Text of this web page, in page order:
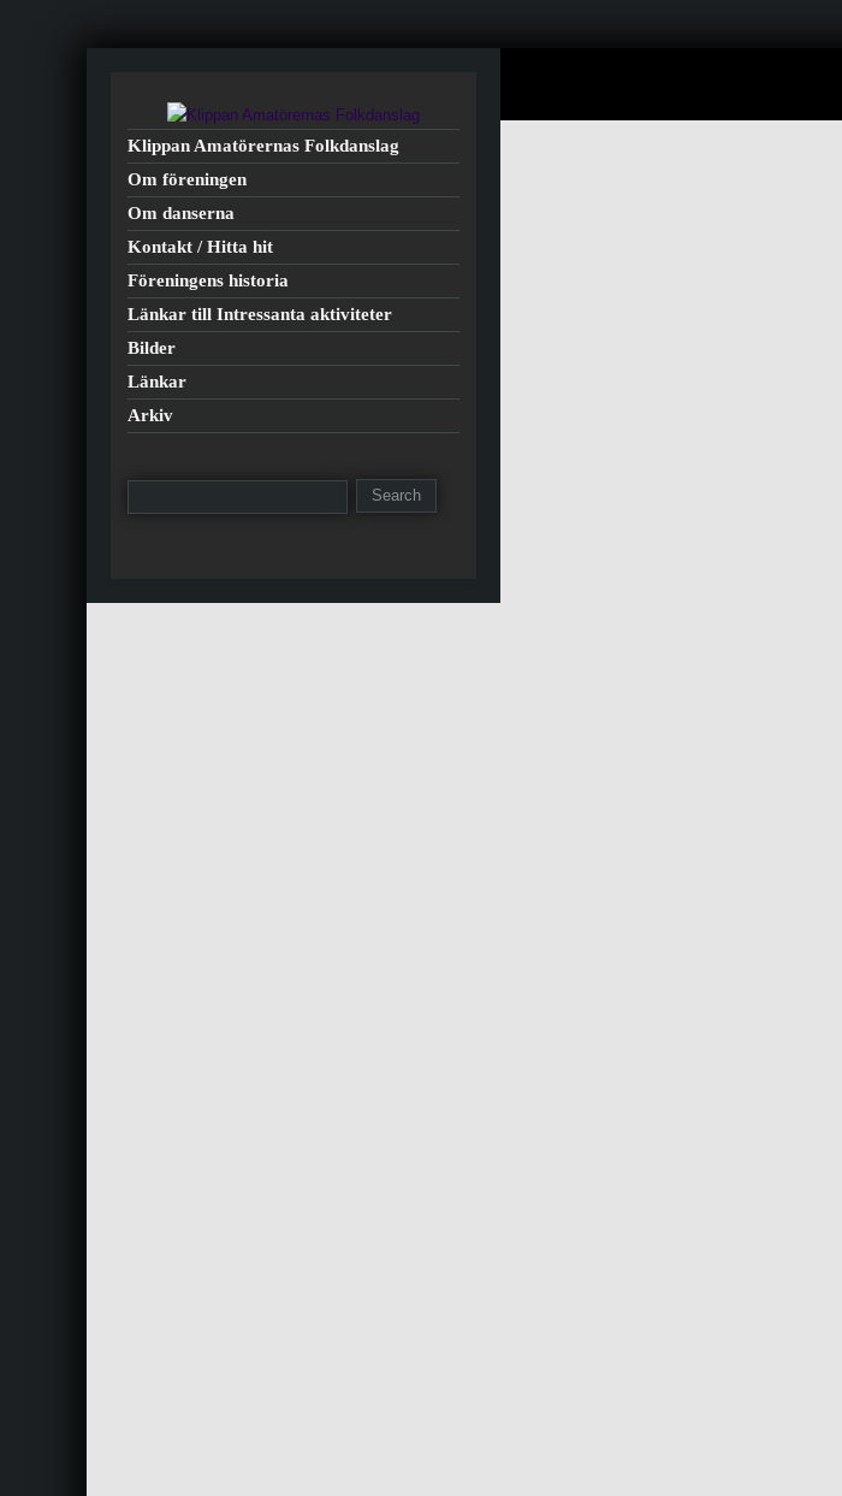
Klippan Amatörernas Folkdanslag
Om föreningen
Om danserna
Kontakt / Hitta hit
Föreningens historia
Länkar till Intressanta aktiviteter
Bilder
Länkar
Arkiv